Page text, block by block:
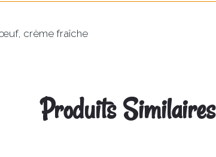
crème fraîche
Produits Similaires